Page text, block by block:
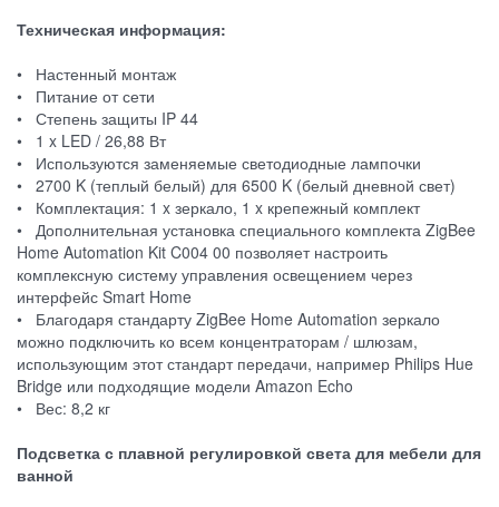
Техническая информация:
• Настенный монтаж
• Питание от сети
• Степень защиты IP 44
• 1 x LED / 26,88 Вт
• Используются заменяемые светодиодные лампочки
• 2700 K (теплый белый) для 6500 K (белый дневной свет)
• Комплектация: 1 x зеркало, 1 x крепежный комплект
• Дополнительная установка специального комплекта ZigBee
Home Automation Kit C004 00 позволяет настроить
комплексную систему управления освещением через
интерфейс Smart Home
• Благодаря стандарту ZigBee Home Automation зеркало
можно подключить ко всем концентраторам / шлюзам,
использующим этот стандарт передачи, например Philips Hue
Bridge или подходящие модели Amazon Echo
• Вес: 8,2 кг
Подсветка с плавной регулировкой света для мебели для
ванной